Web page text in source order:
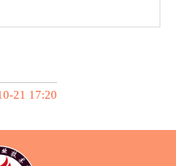
21 17:20